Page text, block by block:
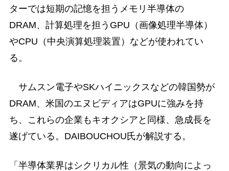
ターでは短期の記憶を担うメモリ半導体の
DRAM、計算処理を担うGPU（画像処理半導体）
やCPU（中央演算処理装置）などが使われてい
る。
サムスン電子やSKハイニックスなどの韓国勢が
DRAM、米国のエヌビディアはGPUに強みを持
ち、これらの企業もキオクシアと同様、急成長を
遂げている。DAIBOUCHOU氏が解説する。
「半導体業界はシクリカル性（景気の動向によっ